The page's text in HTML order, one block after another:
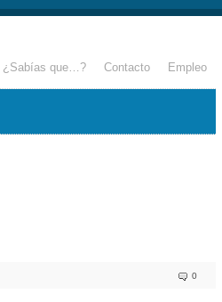
¿Sabías que…? Contacto Empleo
0